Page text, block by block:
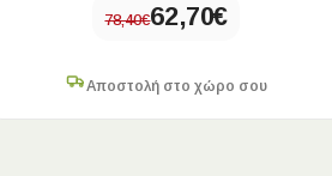
78,40€62,70€
Αποστολή στο χώρο σου